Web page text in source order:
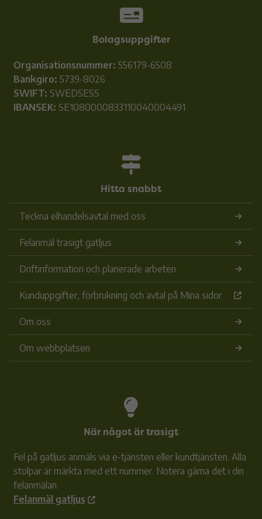
Bolagsuppgifter
Organisationsnummer: 556179-6508
Bankgiro: 5739-8026
SWIFT: SWEDSESS
IBANSEK: SE1080000833110040004491
Hitta snabbt
Teckna elhandelsavtal med oss
Felanmäl trasigt gatljus
Driftinformation och planerade arbeten
Kunduppgifter, förbrukning och avtal på Mina sidor
Om oss
Om webbplatsen
När något är trasigt
Fel på gatljus anmäls via e-tjänsten eller kundtjänsten. Alla
stolpar är märkta med ett nummer. Notera gärna det i din
felanmälan.
Felanmäl gatljus